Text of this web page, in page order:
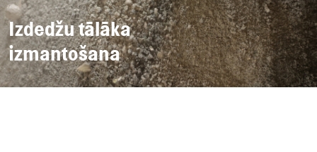
Izdedžu tālāka
izmantošana